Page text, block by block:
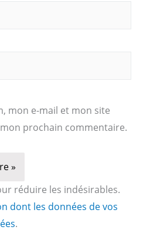
mon e-mail et mon site
prochain commentaire.
réduire les indésirables.
dont les données de vos
.